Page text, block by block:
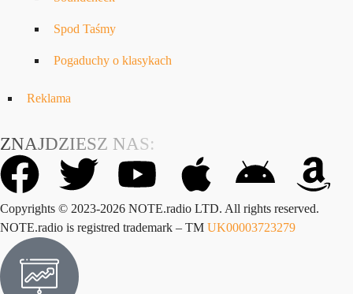
Spod Taśmy
Pogaduchy o klasykach
Reklama
ZNAJDZIESZ NAS:
Copyrights © 2023-2026 NOTE.radio LTD. All rights reserved.
NOTE.radio is registred trademark – TM UK00003723279